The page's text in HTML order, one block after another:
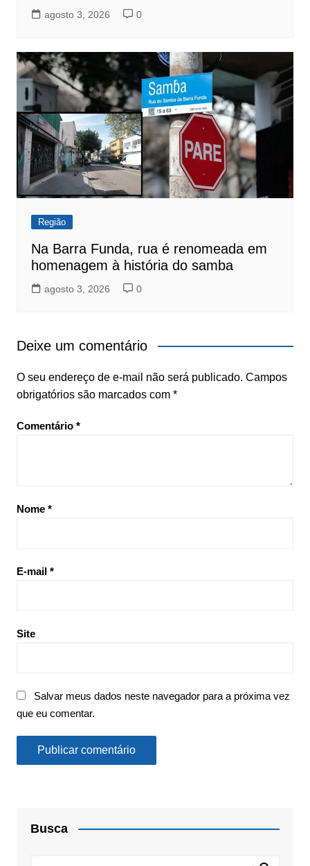
agosto 3, 2026 0
Região
Na Barra Funda, rua é renomeada em
homenagem à história do samba
agosto 3, 2026 0
Deixe um comentário
O seu endereço de e-mail não será publicado. Campos
obrigatórios são marcados com *
Comentário *
Nome *
E-mail *
Site
Salvar meus dados neste navegador para a próxima vez
que eu comentar.
Busca